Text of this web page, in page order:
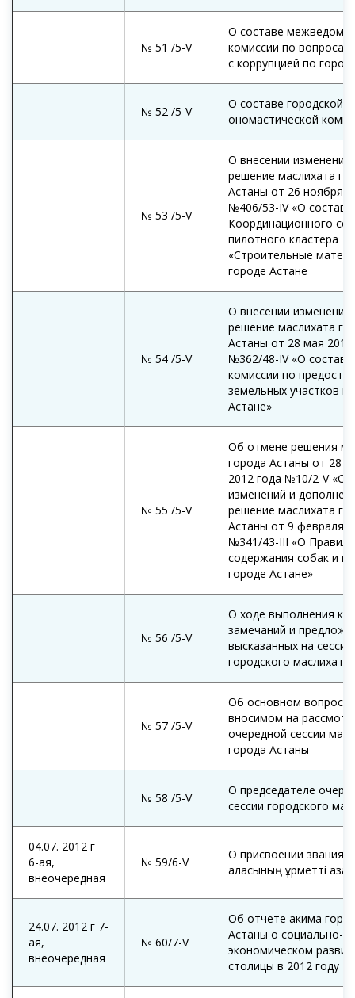
№ 51 /5-V
О составе
комиссии по
с коррупцией по
№ 52 /5-V
О составе городской
ономастической
№ 53 /5-V
О внесении изменений
решение маслихата
Астаны от 26 ноября
№406/53-IV «О составе
Координационного
пилотного кластера
«Строительные
городе Астане
№ 54 /5-V
О внесении изменений
решение маслихата
Астаны от 28 мая 2010
№362/48-IV «О составе
комиссии по
земельных участков в
Астане»
№ 55 /5-V
Об отмене решения
города Астаны от 28
2012 года №10/2-V «О
изменений и
решение маслихата
Астаны от 9 февраля
№341/43-III «О
содержания собак и
городе Астане»
№ 56 /5-V
О ходе выполнения
замечаний и
высказанных на сессии
городского маслихата
№ 57 /5-V
Об основном вопросе,
вносимом на
очередной сессии
города Астаны
№ 58 /5-V
О председателе
сессии городского
04.07. 2012 г
6-ая,
внеочередная
№ 59/6-V
О присвоении звания
қаласының құрметті
24.07. 2012 г 7-
ая,
внеочередная
№ 60/7-V
Об отчете акима
Астаны о социально-
экономическом
столицы в 2012 году